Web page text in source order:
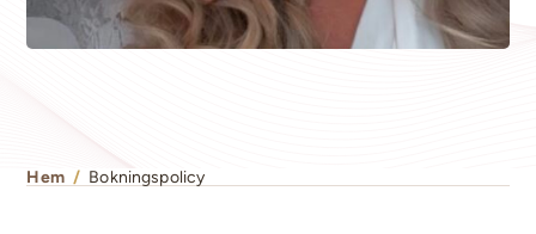
Hem / Bokningspolicy